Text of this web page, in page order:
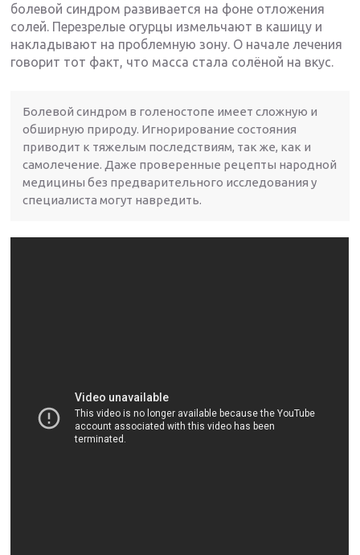
болевой синдром развивается на фоне отложения
солей. Перезрелые огурцы измельчают в кашицу и
накладывают на проблемную зону. О начале лечения
говорит тот факт, что масса стала солёной на вкус.
Болевой синдром в голеностопе имеет сложную и
обширную природу. Игнорирование состояния
приводит к тяжелым последствиям, так же, как и
самолечение. Даже проверенные рецепты народной
медицины без предварительного исследования у
специалиста могут навредить.